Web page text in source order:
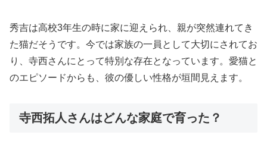
秀吉は高校3年生の時に家に迎えられ、親が突然連れてき
た猫だそうです。今では家族の一員として大切にされてお
り、寺西さんにとって特別な存在となっています。愛猫と
のエピソードからも、彼の優しい性格が垣間見えます。
寺西拓人さんはどんな家庭で育った？